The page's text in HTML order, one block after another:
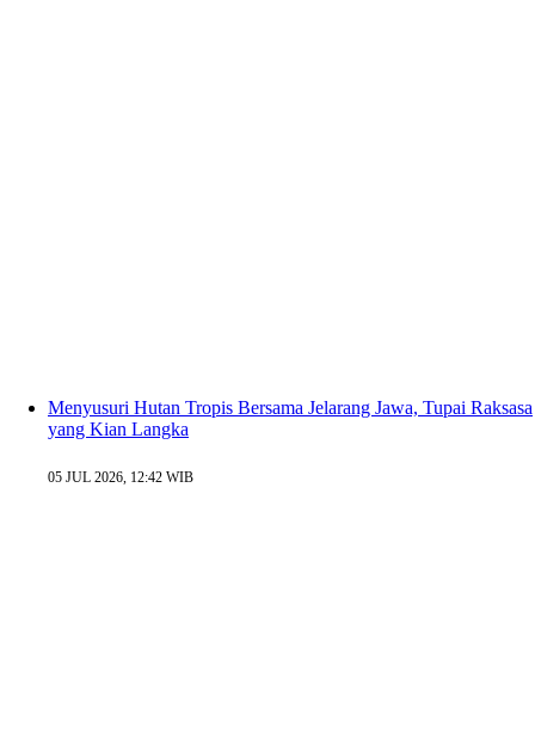
Menyusuri Hutan Tropis Bersama Jelarang Jawa, Tupai Raksasa
yang Kian Langka
05 JUL 2026, 12:42 WIB